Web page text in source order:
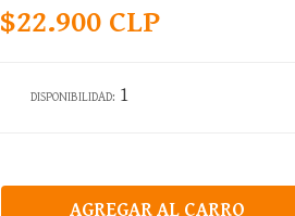
$22.900 CLP
DISPONIBILIDAD: 1